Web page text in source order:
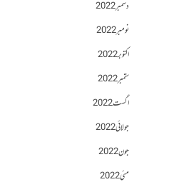
دسمبر 2022
نومبر 2022
اکتوبر 2022
ستمبر 2022
اگست 2022
جولائی 2022
جون 2022
مئی 2022